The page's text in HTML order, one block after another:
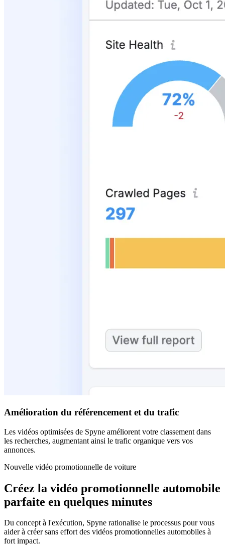
Amélioration du référencement et du trafic
Les vidéos optimisées de Spyne améliorent votre classement dans
les recherches, augmentant ainsi le trafic organique vers vos
annonces.
Nouvelle vidéo promotionnelle de voiture
Créez la vidéo promotionnelle automobile
parfaite en quelques minutes
Du concept à l'exécution, Spyne rationalise le processus pour vous
aider à créer sans effort des vidéos promotionnelles automobiles à
fort impact.